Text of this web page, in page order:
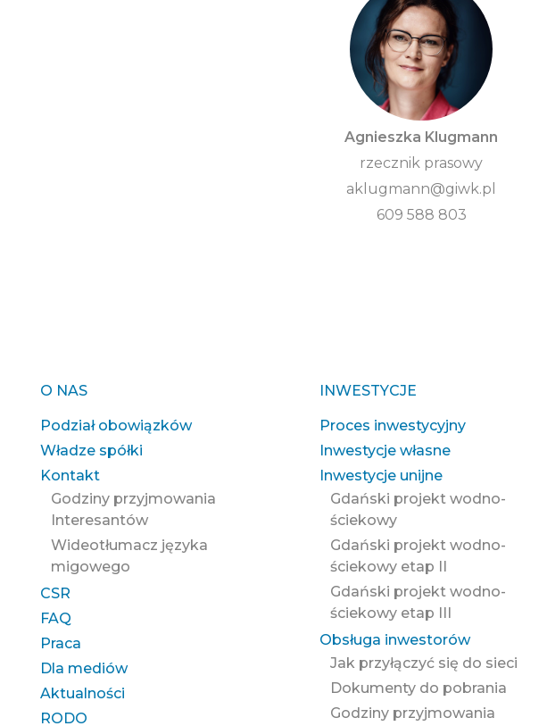
Agnieszka Klugmann
rzecznik prasowy
aklugmann@giwk.pl
609 588 803
O NAS
Podział obowiązków
Władze spółki
Kontakt
Godziny przyjmowania
Interesantów
Wideotłumacz języka
migowego
CSR
FAQ
Praca
Dla mediów
Aktualności
RODO
INWESTYCJE
Proces inwestycyjny
Inwestycje własne
Inwestycje unijne
Gdański projekt wodno-
ściekowy
Gdański projekt wodno-
ściekowy etap II
Gdański projekt wodno-
ściekowy etap III
Obsługa inwestorów
Jak przyłączyć się do sieci
Dokumenty do pobrania
Godziny przyjmowania